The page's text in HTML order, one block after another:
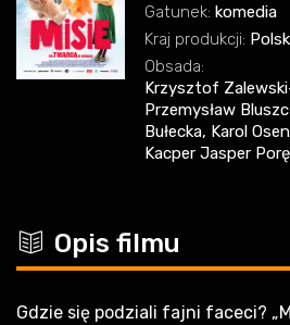
Gatunek: komedia
Kraj produkcji:
Obsada:
Krzysztof
Przemysław
Bułecka, Karol
Kacper Jasper
c Opis filmu
Gdzie się podziali fajni faceci?